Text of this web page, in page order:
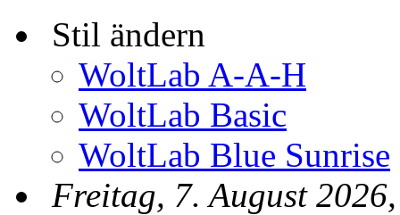
Stil ändern
WoltLab A-A-H
WoltLab Basic
WoltLab Blue Sunrise
Freitag, 7. August